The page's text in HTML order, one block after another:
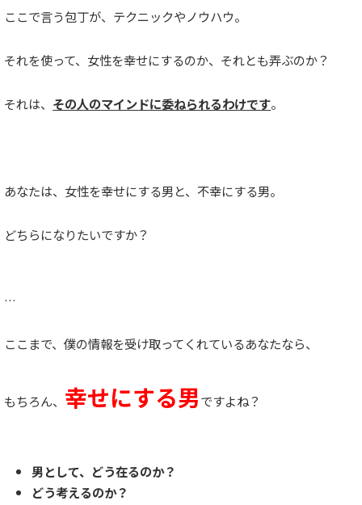
ここで言う包丁が、テクニックやノウハウ。
それを使って、女性を幸せにするのか、それとも弄ぶのか？
それは、 その人のマインドに委ねられるわけです。
あなたは、女性を幸せにする男と、不幸にする男。
どちらになりたいですか？
…
ここまで、僕の情報を受け取ってくれているあなたなら、
もちろん、 幸せにする男ですよね？
男として、 どう在るのか？
どう考えるのか？